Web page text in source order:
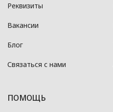
Реквизиты
Вакансии
Блог
Связаться с нами
ПОМОЩЬ